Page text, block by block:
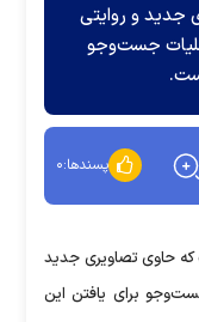
جدید و روایتی
جست‌وجو
پسندها:۰
حاوی تصاویری جدید
برای یافتن این